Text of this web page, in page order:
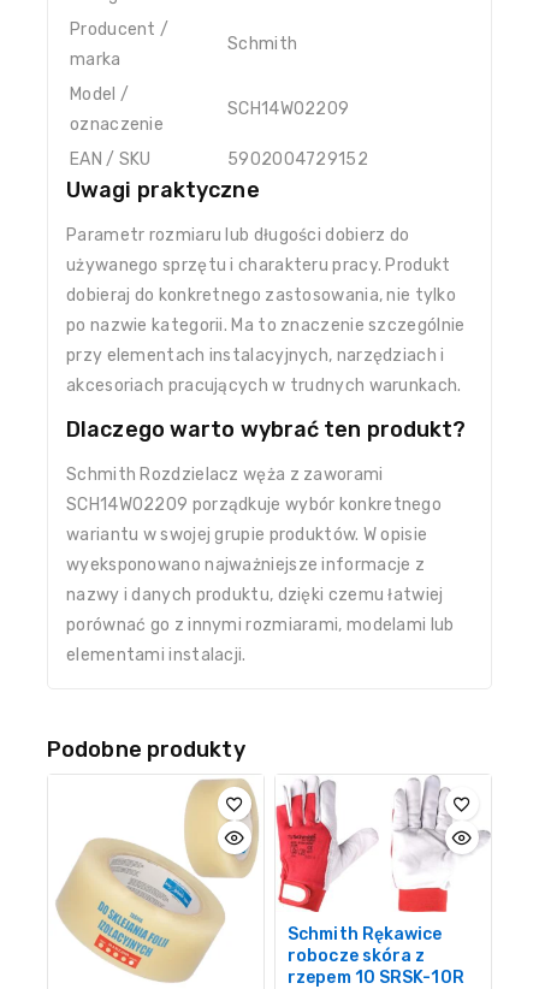
Producent /
marka
Schmith
Model /
oznaczenie
SCH14W02209
EAN / SKU 5902004729152
Uwagi praktyczne
Parametr rozmiaru lub długości dobierz do
używanego sprzętu i charakteru pracy. Produkt
dobieraj do konkretnego zastosowania, nie tylko
po nazwie kategorii. Ma to znaczenie szczególnie
przy elementach instalacyjnych, narzędziach i
akcesoriach pracujących w trudnych warunkach.
Dlaczego warto wybrać ten produkt?
Schmith Rozdzielacz węża z zaworami
SCH14W02209 porządkuje wybór konkretnego
wariantu w swojej grupie produktów. W opisie
wyeksponowano najważniejsze informacje z
nazwy i danych produktu, dzięki czemu łatwiej
porównać go z innymi rozmiarami, modelami lub
elementami instalacji.
Podobne produkty
Schmith Rękawice
robocze skóra z
rzepem 10 SRSK-10R